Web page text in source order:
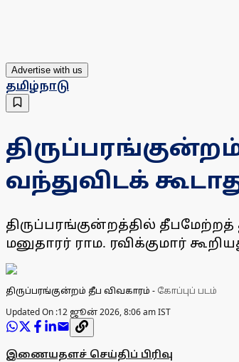
Advertise with us
தமிழ்நாடு
வந்துவிடக்
திருப்பரங்குன்றத்தில்
மனுதாரர் ராம. ரவிக்குமார்
திருப்பரங்குன்றம் தீப விவகாரம் - கோப்புப் படம்
Updated On :12 ஜூன் 2026, 8:06 am IST
இணையதளச் செய்திப் பிரிவு